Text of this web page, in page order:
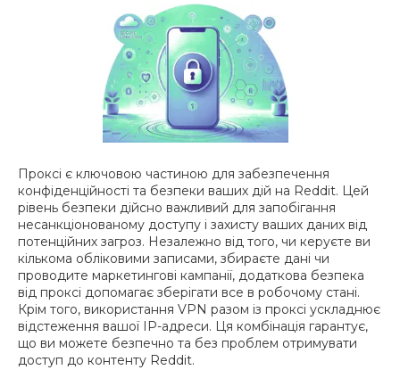
Проксі є ключовою частиною для забезпечення
конфіденційності та безпеки ваших дій на Reddit. Цей
рівень безпеки дійсно важливий для запобігання
несанкціонованому доступу і захисту ваших даних від
потенційних загроз. Незалежно від того, чи керуєте ви
кількома обліковими записами, збираєте дані чи
проводите маркетингові кампанії, додаткова безпека
від проксі допомагає зберігати все в робочому стані.
Крім того, використання VPN разом із проксі ускладнює
відстеження вашої IP-адреси. Ця комбінація гарантує,
що ви можете безпечно та без проблем отримувати
доступ до контенту Reddit.